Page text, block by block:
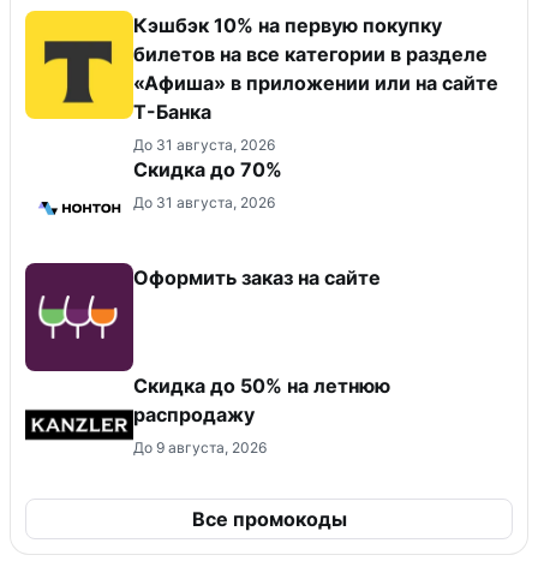
Кэшбэк 10% на первую покупку
билетов на все категории в разделе
«Афиша» в приложении или на сайте
Т-Банка
До 31 августа, 2026
Скидка до 70%
До 31 августа, 2026
Оформить заказ на сайте
Скидка до 50% на летнюю
распродажу
До 9 августа, 2026
Все промокоды